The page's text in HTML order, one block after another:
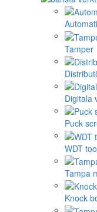
Tamper
Digitala
Puck
WDT
Tampa
Knock